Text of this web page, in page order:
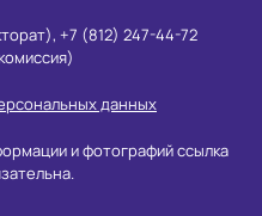
+7 (812) 247-44-72
данных
и фотографий ссылка